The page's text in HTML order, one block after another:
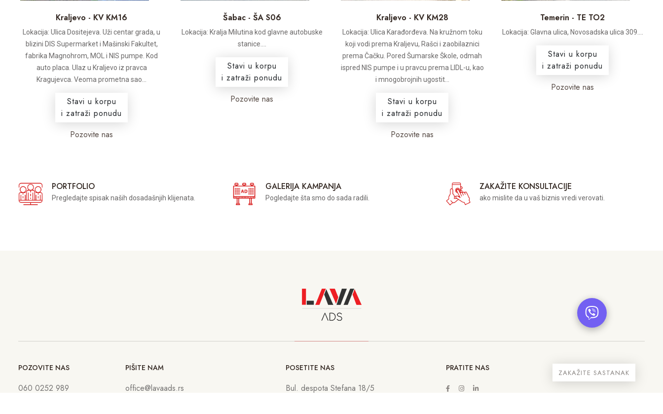
Kraljevo - KV KM16
Lokacija: Ulica Dositejeva. Uži centar grada, u
blizini DIS Supermarket i Mašinski Fakultet,
fabrika Magnohrom, MOL i NIS pumpe. Kod
auto placa. Ulaz u Kraljevo iz pravca
Kragujevca. Veoma prometna sao...
Stavi u korpu
i zatraži ponudu
Pozovite nas
Šabac - ŠA S06
Lokacija: Kralja Milutina kod glavne autobuske
stanice....
Stavi u korpu
i zatraži ponudu
Pozovite nas
Kraljevo - KV KM28
Lokacija: Ulica Karađorđeva. Na kružnom toku
koji vodi prema Kraljevu, Rašci i zaobilaznici
prema Čačku. Pored Šumarske Škole, odmah
ispred NIS pumpe i u pravcu prema LIDL-u, kao
i mnogobrojnih ugostit...
Stavi u korpu
i zatraži ponudu
Pozovite nas
Temerin - TE TO2
Lokacija: Glavna ulica, Novosadska ulica 309....
Stavi u korpu
i zatraži ponudu
Pozovite nas
PORTFOLIO
Pregledajte spisak naših dosadašnjih klijenata.
GALERIJA KAMPANJA
Pogledajte šta smo do sada radili.
ZAKAŽITE KONSULTACIJE
ako mislite da u vaš biznis vredi verovati.
POZOVITE NAS
060 0252 989
PIŠITE NAM
office@lavaads.rs
POSETITE NAS
Bul. despota Stefana 18/5
PRATITE NAS
ZAKAŽITE SASTANAK